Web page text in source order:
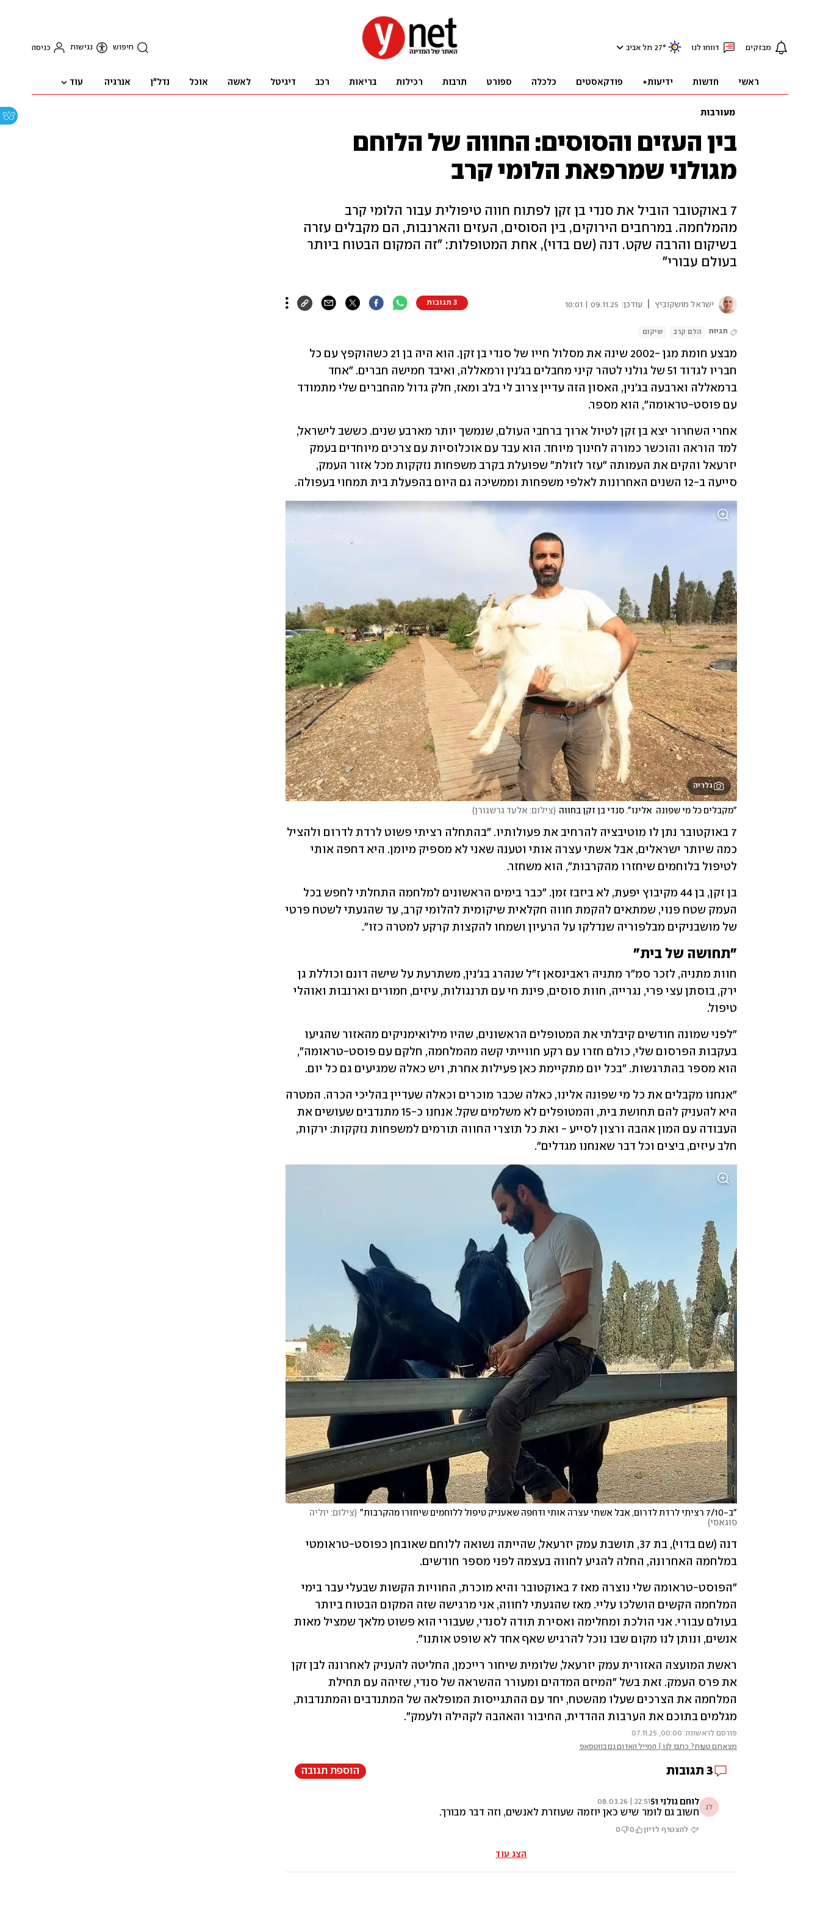
מבזקים דווחו לנו 27° תל אביב חיפוש נגישות כניסה
ראשי חדשות ידיעות+ פודקאסטים כלכלה ספורט תרבות רכילות בריאות רכב דיגיטל לאשה אוכל נדל"ן אנרגיה עוד
מעורבות
בין העזים והסוסים: החווה של הלוחם
מגולני שמרפאת הלומי קרב
7 באוקטובר הוביל את סנדי בן זקן לפתוח חווה טיפולית עבור הלומי קרב
מהמלחמה. במרחבים הירוקים, בין הסוסים, העזים והארנבות, הם מקבלים עזרה
בשיקום והרבה שקט. דנה (שם בדוי), אחת המטופלות: "זה המקום הבטוח ביותר
בעולם עבורי"
ישראל מושקוביץ עודכן: 09.11.25 | 10:01 3 תגובות
תגיות הלם קרב שיקום
עם פוסט-טראומה", הוא מספר.
סייעה ב-12 השנים האחרונות לאלפי משפחות וממשיכה גם היום בהפעלת בית תמחוי בעפולה.
גלריה
"מקבלים כל מי שפונה  אלינו". סנדי בן זקן בחווה (צילום: אלעד גרשגורן)
לטיפול בלוחמים שיחזרו מהקרבות", הוא משחזר.
של מושבניקים מבלפוריה שנדלקו על הרעיון ושמחו להקצות קרקע למטרה כזו".
"תחושה של בית"
טיפול.
הוא מספר בהתרגשות. "בכל יום מתקיימת כאן פעילות אחרת, ויש כאלה שמגיעים גם כל יום.
חלב עיזים, ביצים וכל דבר שאנחנו מגדלים".
"ב-7/10 רציתי לרדת לדרום, אבל אשתי עצרה אותי ודחפה שאעניק טיפול ללוחמים שיחזרו מהקרבות" (
פוגאסי)
במלחמה האחרונה, החלה להגיע לחווה בעצמה לפני מספר חודשים.
אנשים, ונותן לנו מקום שבו נוכל להרגיש שאף אחד לא שופט אותנו".
מגלמים בתוכם את הערבות ההדדית, החיבור והאהבה לקהילה ולעמק".
פורסם לראשונה: 00:00, 07.11.25
מצאתם טעות? כתבו לנו | המייל האדום גם בווטסאפ
3 תגובות הוספת תגובה
לג לוחם גולני 51 22:51 | 08.03.26
חשוב גם לומר שיש כאן יוזמה שעוזרת לאנשים, וזה דבר מבורך.
להצטרף לדיון 0
0
הצג עוד